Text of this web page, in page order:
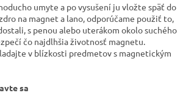
umyte a po vysušení ju vložte späť do
na magnet a lano, odporúčame použiť to,
s penou alebo uterákom okolo suchého
čo najdlhšia životnosť magnetu.
v blízkosti predmetov s magnetickým
sa